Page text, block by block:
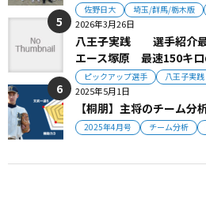
佐野日大 埼玉/群馬/栃木版
2026年3月26日
八王子実践 選手紹介最
エース塚原 最速150キ
ピックアップ選手 八王子実践
2025年5月1日
【桐朋】主将のチーム分
2025年4月号 チーム分析